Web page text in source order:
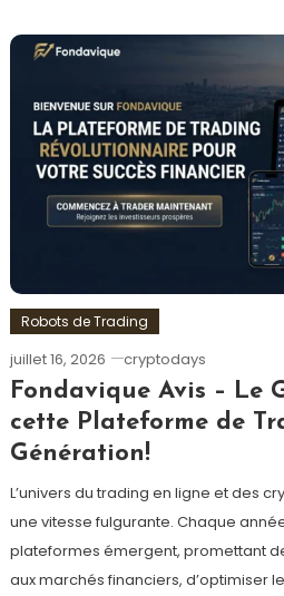
Robots de Trading
juillet 16, 2026 cryptodays
Fondavique Avis – Le
cette Plateforme de
Génération!
L’univers du trading en ligne et des
une vitesse fulgurante. Chaque
plateformes émergent, promettant
aux marchés financiers, d’optimiser